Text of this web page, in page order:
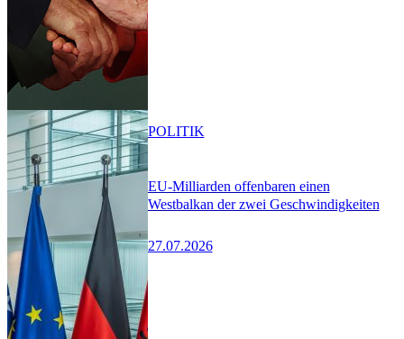
EU-Milliarden offenbaren einen
Westbalkan der zwei Geschwindigkeiten
27.07.2026
POLITIK